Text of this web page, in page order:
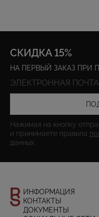
СКИДКА 15%
НА ПЕРВЫЙ ЗАКАЗ ПРИ
Нажимая на кнопку
и принимаете правила
данных
ИНФОРМАЦИЯ
Оплата и доставка
КОНТАКТЫ
ДОКУМЕНТЫ